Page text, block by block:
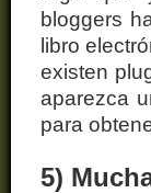
bloggers
libro
existen
aparezca
para
5)